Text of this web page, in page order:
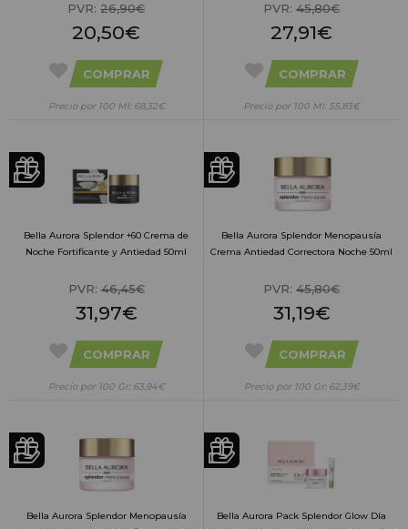
PVR: 26,90€
20,50€
COMPRAR
Precio por 100 Ml: 68,32€
PVR: 45,80€
27,91€
COMPRAR
Precio por 100 Ml: 55,83€
Bella Aurora Splendor +60 Crema de
Noche Fortificante y Antiedad 50ml
PVR:46,45€
31,97€
COMPRAR
Precio por 100 Gr: 63,94€
Bella Aurora Splendor Menopausía
Crema Antiedad Correctora Noche 50ml
PVR: 45,80€
31,19€
COMPRAR
Precio por 100 Gr: 62,39€
Bella Aurora Splendor Menopausía
Bella Aurora Pack Splendor Glow Día